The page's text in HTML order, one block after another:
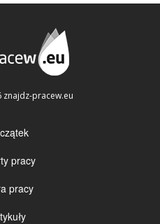
pracew.eu
pracy
pracy